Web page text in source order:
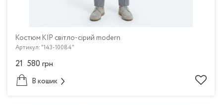
Костюм KIP світло-сірий modern
Артикул: "143-10084"
21 580грн
В кошик